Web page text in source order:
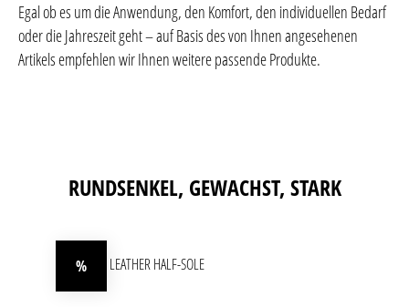
Egal ob es um die Anwendung, den Komfort, den individuellen Bedarf
oder die Jahreszeit geht – auf Basis des von Ihnen angesehenen
Artikels empfehlen wir Ihnen weitere passende Produkte.
Produktgalerie überspringen
RUNDSENKEL, GEWACHST, STARK
%